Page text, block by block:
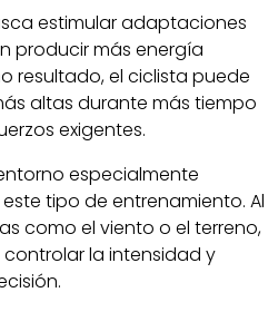
estimular adaptaciones
producir más energía
resultado, el ciclista puede
altas durante más tiempo
exigentes.
especialmente
tipo de entrenamiento. Al
como el viento o el terreno,
la intensidad y